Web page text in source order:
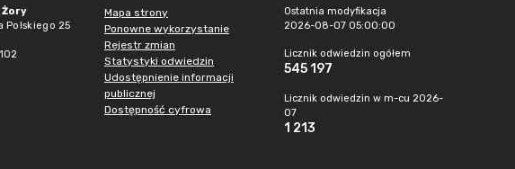
Żory
Polskiego 25
Mapa strony
Ponowne wykorzystanie
Rejestr zmian
Statystyki odwiedzin
Udostępnienie informacji
publicznej
Dostępność cyfrowa
Ostatnia modyfikacja
2026-08-07 05:00:00
Licznik odwiedzin ogółem
545 197
Licznik odwiedzin w m-cu 2026-
07
1 213